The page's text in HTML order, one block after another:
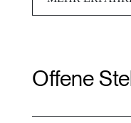
Offene